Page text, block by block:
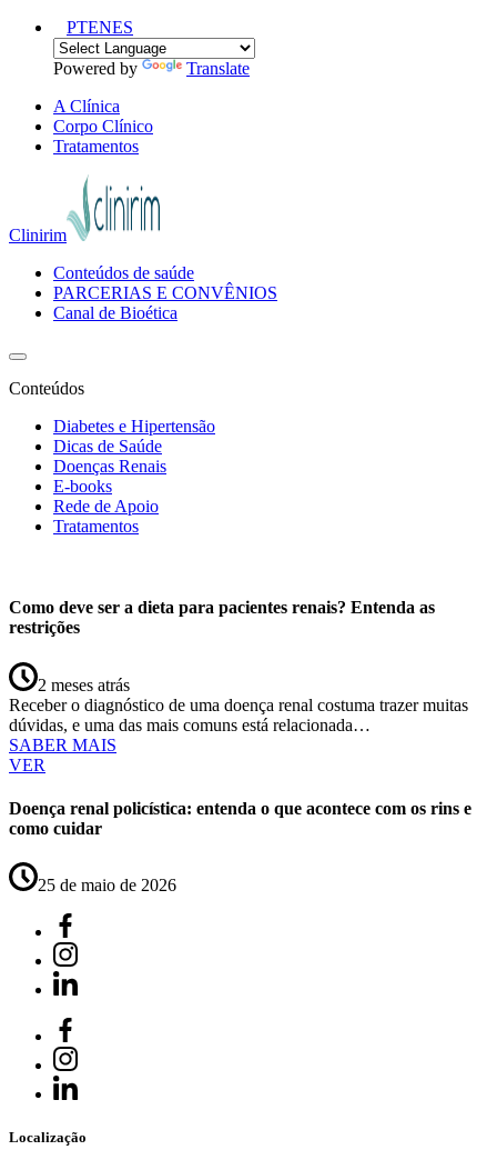
PTENES
Powered by
Translate
A Clínica
Corpo Clínico
Tratamentos
Clinirim
Conteúdos de saúde
PARCERIAS E CONVÊNIOS
Canal de Bioética
Conteúdos
Diabetes e Hipertensão
Dicas de Saúde
Doenças Renais
E-books
Rede de Apoio
Tratamentos
Como deve ser a dieta para pacientes renais? Entenda as
restrições
2 meses atrás
Receber o diagnóstico de uma doença renal costuma trazer muitas
dúvidas, e uma das mais comuns está relacionada…
SABER MAIS
VER
Doença renal policística: entenda o que acontece com os rins e
como cuidar
25 de maio de 2026
Localização